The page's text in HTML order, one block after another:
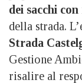
dei sacchi
della strada.
Strada
Gestione
risalire al